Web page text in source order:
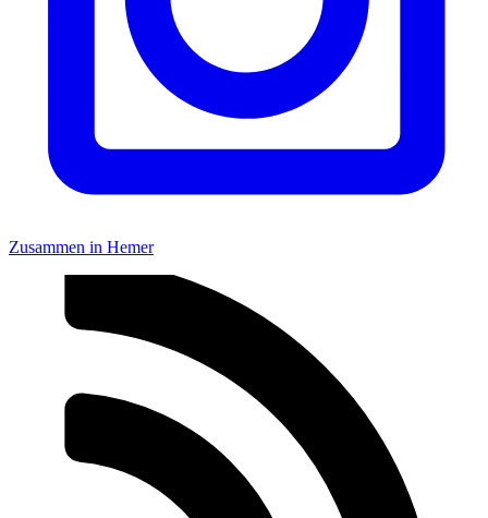
Zusammen in Hemer